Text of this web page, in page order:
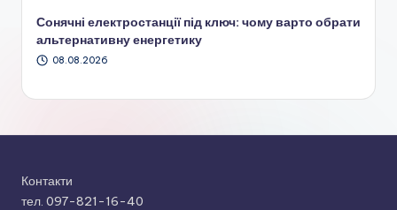
Сонячні електростанції під ключ: чому варто обрати
альтернативну енергетику
08.08.2026
Контакти
тел. 097-821-16-40